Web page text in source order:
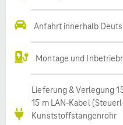
Anfahrt innerhalb
Montage und
Lieferung & Verlegung
15 m LAN-Kabel
Kunststoffstangenrohr